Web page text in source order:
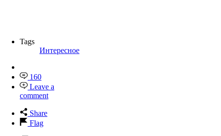
Tags
Интересное
160
Leave a
comment
Share
Flag